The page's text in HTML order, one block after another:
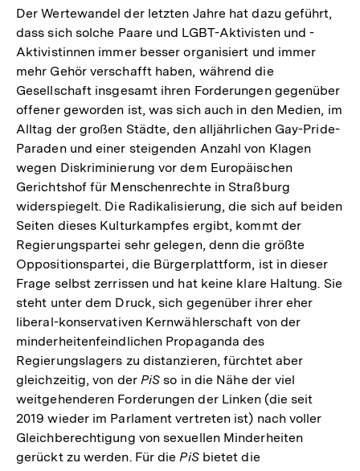
Der Wertewandel der letzten Jahre hat dazu geführt,
dass sich solche Paare und LGBT-Aktivisten und -
Aktivistinnen immer besser organisiert und immer
mehr Gehör verschafft haben, während die
Gesellschaft insgesamt ihren Forderungen gegenüber
offener geworden ist, was sich auch in den Medien, im
Alltag der großen Städte, den alljährlichen Gay-Pride-
Paraden und einer steigenden Anzahl von Klagen
wegen Diskriminierung vor dem Europäischen
Gerichtshof für Menschenrechte in Straßburg
widerspiegelt. Die Radikalisierung, die sich auf beiden
Seiten dieses Kulturkampfes ergibt, kommt der
Regierungspartei sehr gelegen, denn die größte
Oppositionspartei, die Bürgerplattform, ist in dieser
Frage selbst zerrissen und hat keine klare Haltung. Sie
steht unter dem Druck, sich gegenüber ihrer eher
liberal-konservativen Kernwählerschaft von der
minderheitenfeindlichen Propaganda des
Regierungslagers zu distanzieren, fürchtet aber
gleichzeitig, von der PiS so in die Nähe der viel
weitgehenderen Forderungen der Linken (die seit
2019 wieder im Parlament vertreten ist) nach voller
Gleichberechtigung von sexuellen Minderheiten
gerückt zu werden. Für diePiSbietet die